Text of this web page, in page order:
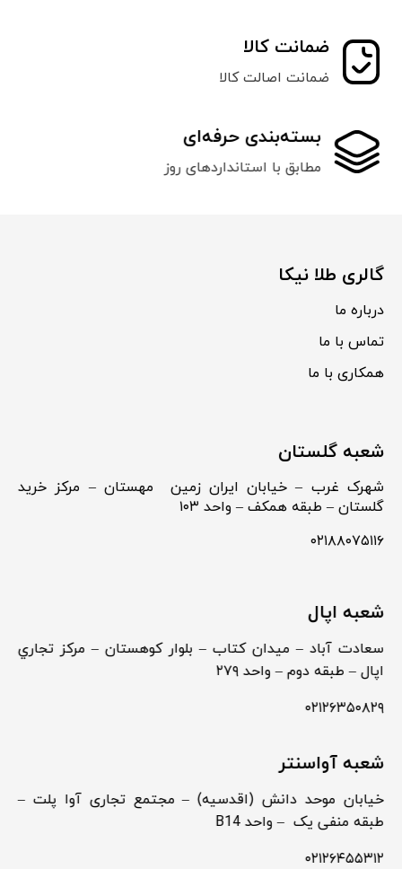
ضمانت کالا
ضمانت اصالت کالا
بسته‌بندی حرفه‌ای
مطابق با استانداردهای روز
گالری طلا نیکا
درباره ما
تماس با ما
همکاری با ما
شعبه گلستان
شهرک غرب – خیابان ایران زمین مهستان – مرکز خرید
گلستان – طبقه همکف – واحد ۱۰۳
۰۲۱۸۸۰۷۵۱۱۶
شعبه اپال
سعادت آباد – ميدان كتاب – بلوار كوهستان – مركز تجاري
اپال – طبقه دوم – واحد ۲۷۹
۰۲۱۲۶۳۵۰۸۲۹
شعبه آواسنتر
خیابان موحد دانش (اقدسیه) – مجتمع تجاری آوا پلت –
طبقه منفی یک – واحد B14
۰۲۱۲۶۴۵۵۳۱۲